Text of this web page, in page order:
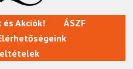
és Akciók!
ÁSZF